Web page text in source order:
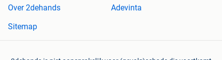
Over 2dehands
Adevinta
Sitemap